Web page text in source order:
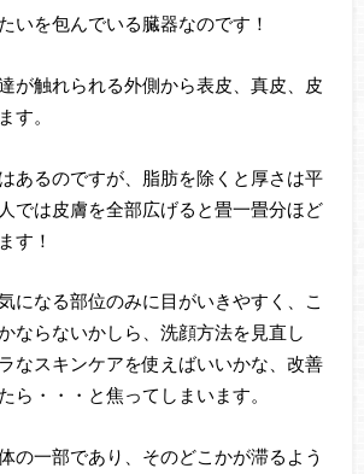
いを包んでいる臓器なのです！
が触れられる外側から表皮、真皮、皮
す。
あるのですが、脂肪を除くと厚さは平
では皮膚を全部広げると畳一畳分ほど
す！
になる部位のみに目がいきやすく、こ
ならないかしら、洗顔方法を見直し
なスキンケアを使えばいいかな、改善
ら・・・と焦ってしまいます。
の一部であり、そのどこかが滞るよう